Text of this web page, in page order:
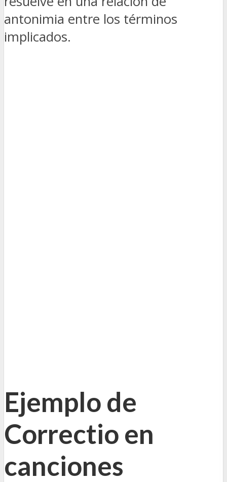
antonimia entre los términos
implicados.
Ejemplo de
Correctio en
canciones